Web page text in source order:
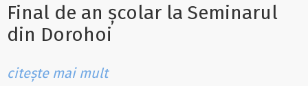
Final de an școlar la Seminarul
din Dorohoi
citește mai mult